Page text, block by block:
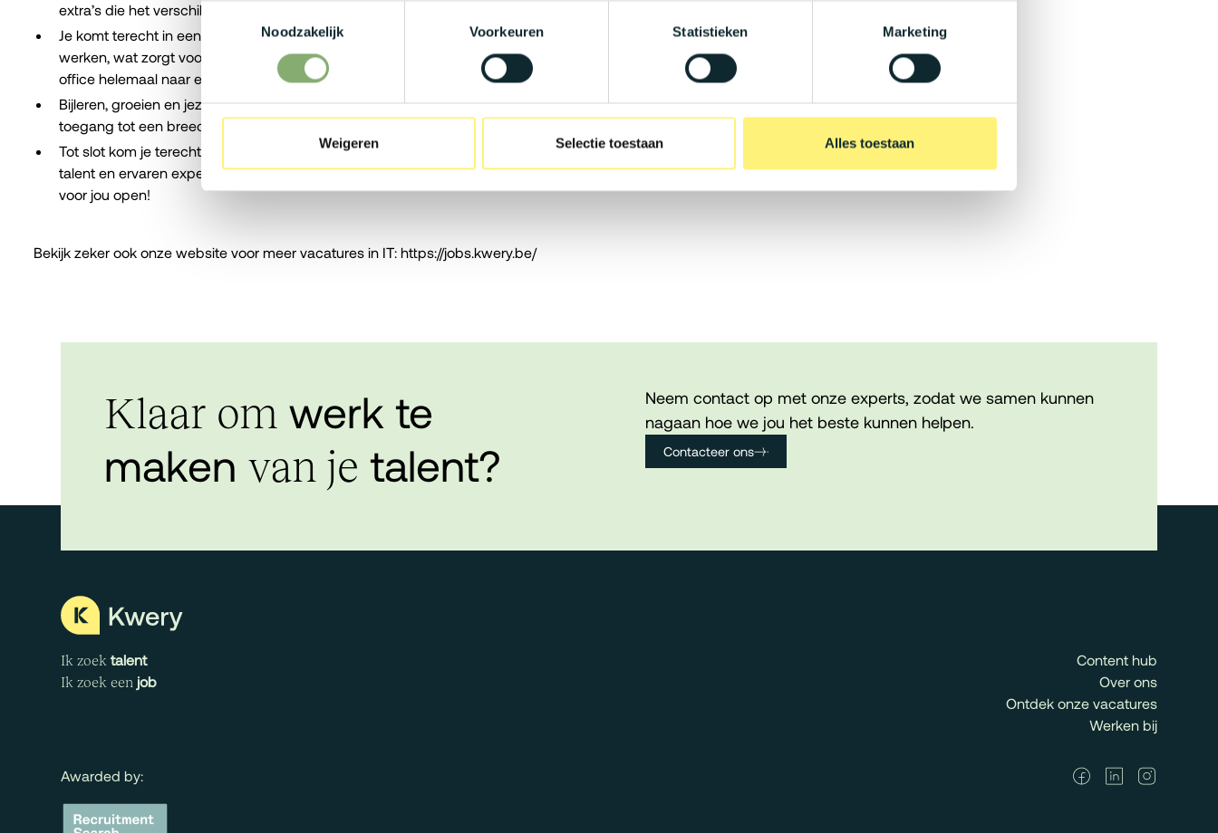
Toestemmingsselectie
Noodzakelijk
Voorkeuren Statistieken Marketing
Weigeren Selectie toestaan Alles toestaan
extra’s die het verschil maken!
Je komt terecht in een modern kantoor dat net is vernieuwd! Ook kan je 2 dagen van thuis uit
werken, wat zorgt voor een ideale work-life balance! Met een royaal budget kun je jouw home
office helemaal naar eigen wens inrichten!
Bijleren, groeien en jezelf ontwikkelen staan bij deze bruisende onderneming centraal. Je krijgt
toegang tot een breed aanbod aan opleidingen.
Tot slot kom je terecht in een bruisende werkomgeving waar een mooie mix heerst van jeugdig
talent en ervaren experten. Dankzij de vlakke structuur staat ook de deur van de CTO steeds
voor jou open!
Bekijk zeker ook onze website voor meer vacatures in IT: https://jobs.kwery.be/
Klaar om werk te
makenvan je talent?
Neem contact op met onze experts, zodat we samen kunnen
nagaan hoe we jou het beste kunnen helpen.
Contacteer ons
Ik zoek talent
Ik zoek een job
Content hub
Over ons
Ontdek onze vacatures
Werken bij
Awarded by: